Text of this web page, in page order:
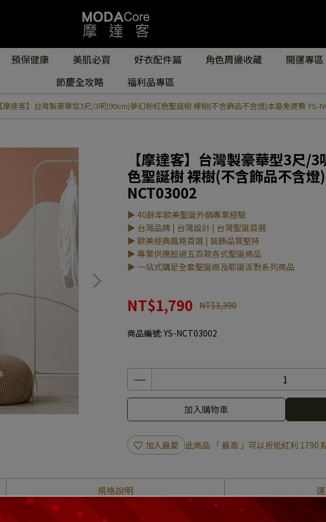
預保健康 美肌必買 好衣配件篇 角色周邊收藏 開運專區
節慶全攻略
福利品專區
【摩達客】台灣製豪華型3尺/3呎(90cm)夢幻粉紅色聖誕樹 裸樹(不含飾品不含燈)本島免運費 YS-
【摩達客】台灣製豪華型3尺/
色聖誕樹 裸樹(不含飾品不含燈
NCT03002
▶ 40餘年歐美聖誕外銷專業經驗
▶ 台灣品牌 | 台灣設計 | 台灣聖誕首選
▶ 歐美經典風格首選 | 裝飾品質堅持
▶ 專業供應超過五百款各式聖誕商品
▶ 一站式購足全套聖誕樹及耶誕派對系列商品
NT$1,790 NT$3,390
商品編號: YS-NCT03002
加入購物車
加入最愛 此商品 「 最高 」可以折抵紅利 1790
規格說明